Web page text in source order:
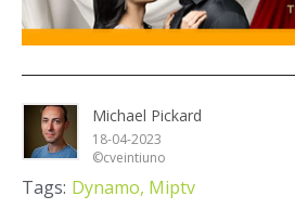
Michael Pickard
18-04-2023
©cveintiuno
Tags: Dynamo, Miptv